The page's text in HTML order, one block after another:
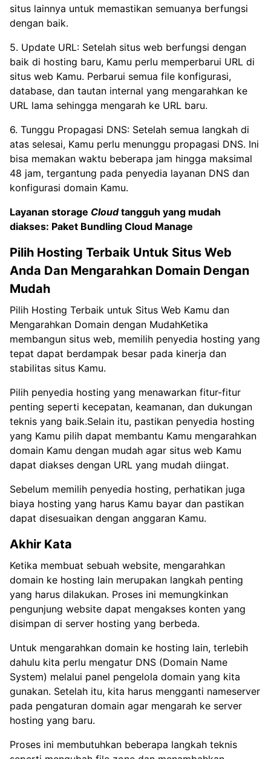
situs lainnya untuk memastikan semuanya berfungsi
dengan baik.
5. Update URL: Setelah situs web berfungsi dengan
baik di hosting baru, Kamu perlu memperbarui URL di
situs web Kamu. Perbarui semua file konfigurasi,
database, dan tautan internal yang mengarahkan ke
URL lama sehingga mengarah ke URL baru.
6. Tunggu Propagasi DNS: Setelah semua langkah di
atas selesai, Kamu perlu menunggu propagasi DNS. Ini
bisa memakan waktu beberapa jam hingga maksimal
48 jam, tergantung pada penyedia layanan DNS dan
konfigurasi domain Kamu.
Layanan storage Cloudtangguh yang mudah
diakses: Paket Bundling Cloud Manage
Pilih Hosting Terbaik Untuk Situs Web
Anda Dan Mengarahkan Domain Dengan
Mudah
Pilih Hosting Terbaik untuk Situs Web Kamu dan
Mengarahkan Domain dengan MudahKetika
membangun situs web, memilih penyedia hosting yang
tepat dapat berdampak besar pada kinerja dan
stabilitas situs Kamu.
Pilih penyedia hosting yang menawarkan fitur-fitur
penting seperti kecepatan, keamanan, dan dukungan
teknis yang baik.Selain itu, pastikan penyedia hosting
yang Kamu pilih dapat membantu Kamu mengarahkan
domain Kamu dengan mudah agar situs web Kamu
dapat diakses dengan URL yang mudah diingat.
Sebelum memilih penyedia hosting, perhatikan juga
biaya hosting yang harus Kamu bayar dan pastikan
dapat disesuaikan dengan anggaran Kamu.
Akhir Kata
Ketika membuat sebuah website, mengarahkan
domain ke hosting lain merupakan langkah penting
yang harus dilakukan. Proses ini memungkinkan
pengunjung website dapat mengakses konten yang
disimpan di server hosting yang berbeda.
Untuk mengarahkan domain ke hosting lain, terlebih
dahulu kita perlu mengatur DNS (Domain Name
System) melalui panel pengelola domain yang kita
gunakan. Setelah itu, kita harus mengganti nameserver
pada pengaturan domain agar mengarah ke server
hosting yang baru.
Proses ini membutuhkan beberapa langkah teknis